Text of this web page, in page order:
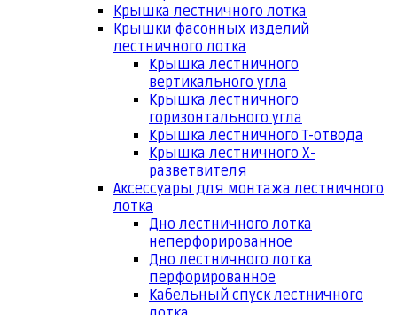
Крышка лестничного лотка
Крышки фасонных изделий
лестничного лотка
Крышка лестничного
вертикального угла
Крышка лестничного
горизонтального угла
Крышка лестничного Т-отвода
Крышка лестничного Х-
разветвителя
Аксессуары для монтажа лестничного
лотка
Дно лестничного лотка
неперфорированное
Дно лестничного лотка
перфорированное
Кабельный спуск лестничного